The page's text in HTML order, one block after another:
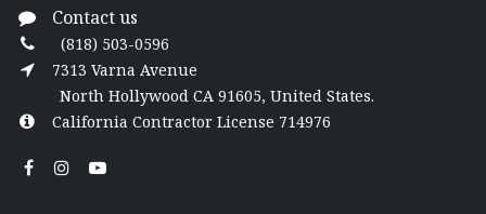
Contact us
(818) 503-0596
7313 Varna Avenue
North Hollywood CA 91605, United States.
California Contractor License 714976